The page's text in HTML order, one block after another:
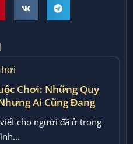
Chơi: Những Quy
Ai Cũng Đang
cho người đã ở trong